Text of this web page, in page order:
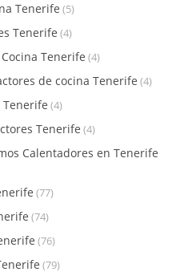
Tenerife (5)
Tenerife (4)
Tenerife (4)
de cocina Tenerife (4)
Tenerife (4)
Tenerife (4)
Calentadores en Tenerife
(77)
(74)
(76)
(79)